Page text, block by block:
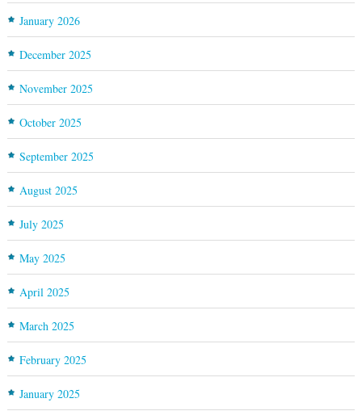
January 2026
December 2025
November 2025
October 2025
September 2025
August 2025
July 2025
May 2025
April 2025
March 2025
February 2025
January 2025